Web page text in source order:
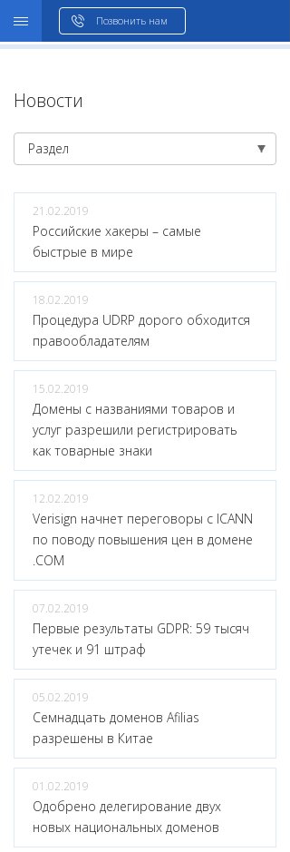
Позвонить нам
Новости
Раздел
21.02.2019
Российские хакеры – самые
быстрые в мире
18.02.2019
Процедура UDRP дорого обходится
правообладателям
15.02.2019
Домены с названиями товаров и
услуг разрешили регистрировать
как товарные знаки
12.02.2019
Verisign начнет переговоры с ICANN
по поводу повышения цен в домене
.COM
07.02.2019
Первые результаты GDPR: 59 тысяч
утечек и 91 штраф
05.02.2019
Семнадцать доменов Afilias
разрешены в Китае
01.02.2019
Одобрено делегирование двух
новых национальных доменов